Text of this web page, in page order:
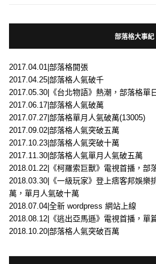
部落格大事紀
2017.04.01|部落格開張
2017.04.25|部落格人氣破千
2017.05.30|《台北物語》熱潮，部落格單
2017.06.17|部落格人氣破萬
2017.07.27|部落格單月人氣破萬(13005)
2017.09.02|部落格人氣突破五萬
2017.10.23|部落格人氣突破十萬
2017.11.30|部落格人氣單月人氣破五萬
2018.01.22|《柯羅索巨獸》電視首播，部
2018.03.30|《一級玩家》登上痞客邦娛樂
萬，單月人氣破十萬
2018.07.04|全新 wordpress 網站上線
2018.08.12|《逃出亞馬遜》電視首播，單
2018.10.20|部落格人氣突破百萬